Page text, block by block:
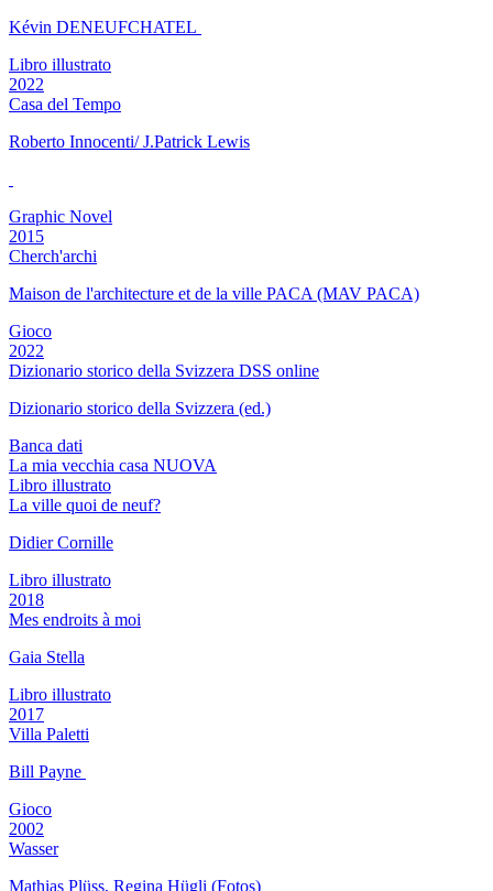
Kévin DENEUFCHATEL
Libro illustrato
2022
Casa del Tempo
Roberto Innocenti/ J.Patrick Lewis
Graphic Novel
2015
Cherch'archi
Maison de l'architecture et de la ville PACA (MAV PACA)
Gioco
2022
Dizionario storico della Svizzera DSS online
Dizionario storico della Svizzera (ed.)
Banca dati
La mia vecchia casa NUOVA
Libro illustrato
La ville quoi de neuf?
Didier Cornille
Libro illustrato
2018
Mes endroits à moi
Gaia Stella
Libro illustrato
2017
Villa Paletti
Bill Payne
Gioco
2002
Wasser
Mathias Plüss, Regina Hügli (Fotos)